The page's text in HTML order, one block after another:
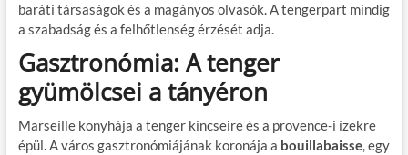
baráti társaságok és a magányos olvasók. A tengerpart mindig
a szabadság és a felhőtlenség érzését adja.
Gasztronómia: A tenger
gyümölcsei a tányéron
Marseille konyhája a tenger kincseire és a provence-i ízekre
épül. A város gasztronómiájának koronája a bouillabaisse, egy